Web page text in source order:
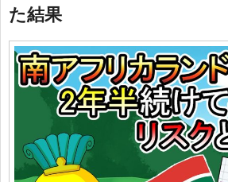
た結果